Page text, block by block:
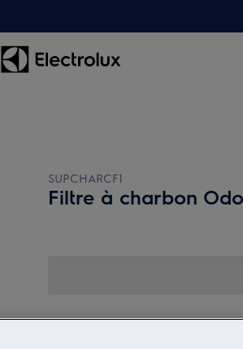
SUPCHARCF1
Filtre à charbon